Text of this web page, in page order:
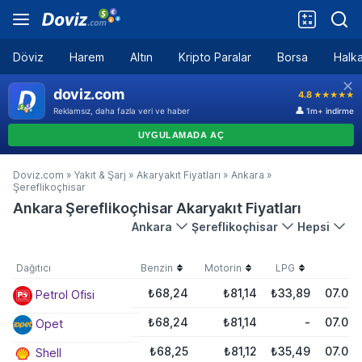
Döviz Harem Altın Kripto Paralar Borsa
Doviz.com » Yakıt & Şarj » Akaryakıt Fiyatları » Ankara »
Şereflikoçhisar
Ankara Şereflikoçhisar Akaryakıt Fiyatları
Ankara Şereflikoçhisar Hepsi
Dağıtıcı Benzin Motorin LPG
Petrol Ofisi ₺68,24 ₺81,14 ₺33,89
Opet ₺68,24 ₺81,14 -
Shell ₺68,25 ₺81,12 ₺35,49